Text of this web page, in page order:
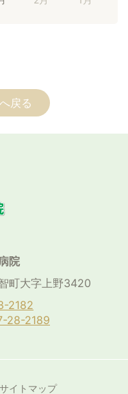
戻る
院
町大字上野3420
2182
28-2189
サイトマップ